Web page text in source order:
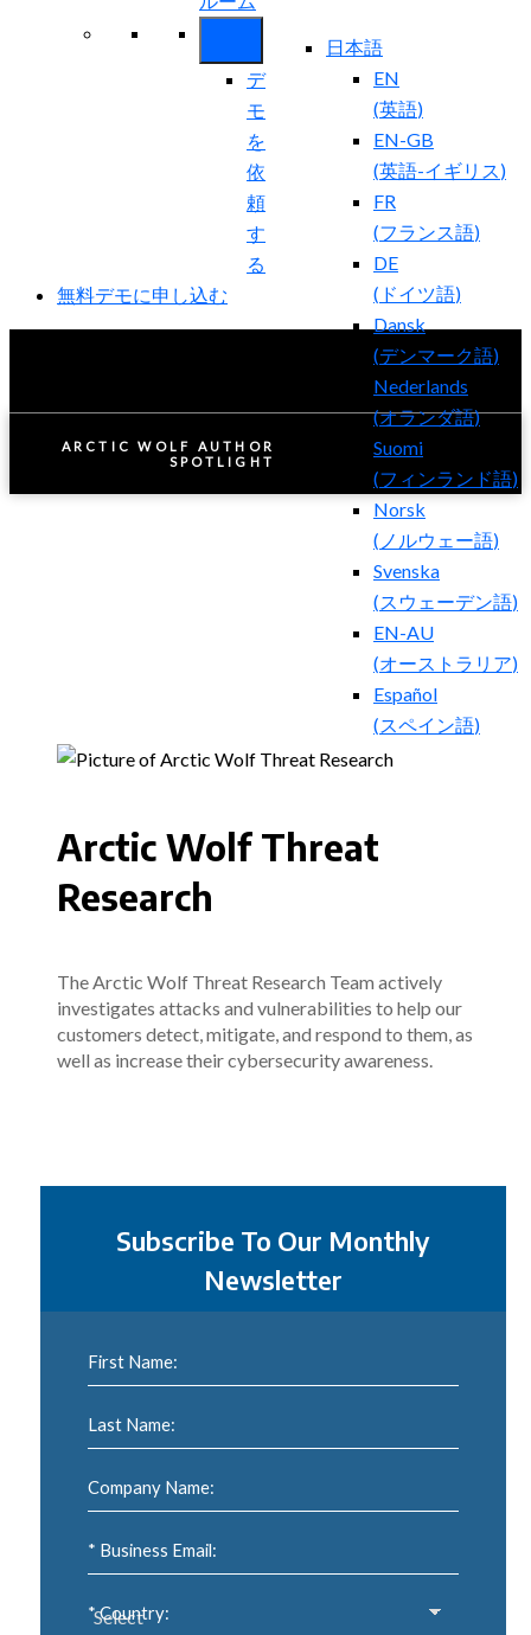
日本語
EN
(英語)
EN-GB
(英語-イギリス)
FR
(フランス語)
DE
( ドイツ語)
Dansk
(デンマーク語)
Nederlands
(オランダ語)
Suomi
(フィンランド語)
Norsk
( ノルウェー語)
Svenska
(スウェーデン語)
EN-AU
(オーストラリア)
Español
(スペイン語)
デ
モ
を
依
頼
す
る
無料デモに申し込む
ARCTIC WOLF AUTHOR
SPOTLIGHT
Arctic Wolf Threat
Research
The Arctic Wolf Threat Research Team actively
investigates attacks and vulnerabilities to help our
customers detect, mitigate, and respond to them, as
well as increase their cybersecurity awareness.
Subscribe To Our Monthly
Newsletter
First Name:
Last Name:
Company Name:
* Business Email:
* Country: